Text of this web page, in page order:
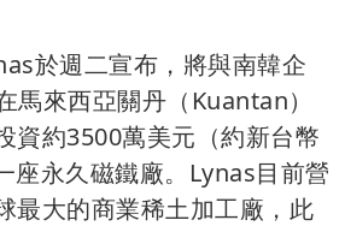
於週二宣布，將與南韓企
馬來西亞關丹（Kuantan）
資約3500萬美元（約新台幣
座永久磁鐵廠。Lynas目前營
最大的商業稀土加工廠，此